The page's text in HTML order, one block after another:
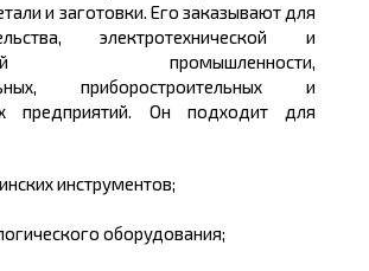
и заготовки. Его заказывают для
электротехнической и
промышленности,
приборостроительных и
предприятий. Он подходит для
инструментов;
оборудования;